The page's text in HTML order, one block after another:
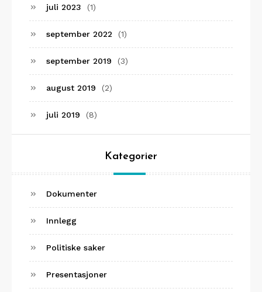
juli 2023 (1)
september 2022 (1)
september 2019 (3)
august 2019 (2)
juli 2019 (8)
Kategorier
Dokumenter
Innlegg
Politiske saker
Presentasjoner